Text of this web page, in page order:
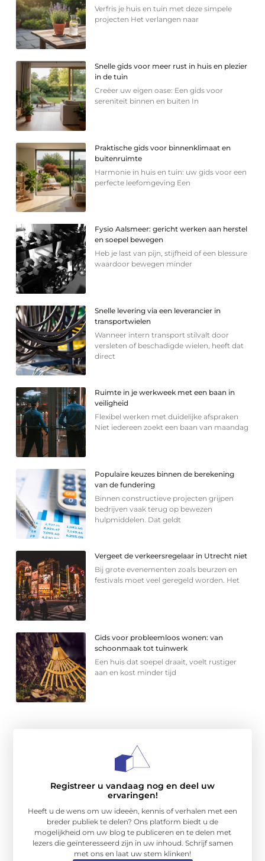
Verfris je huis en tuin met deze simpele
projecten Het verlangen naar
Snelle gids voor meer rust in huis en plezier
in de tuin
Creëer uw eigen oase: Een gids voor
sereniteit binnen en buiten In
Praktische gids voor binnenklimaat en
buitenruimte
Harmonie in huis en tuin: uw gids voor een
perfecte leefomgeving Een
Fysio Aalsmeer: gericht werken aan herstel
en soepel bewegen
Heb je last van pijn, stijfheid of een blessure
waardoor bewegen minder
Snelle levering via een leverancier in
transportwielen
Wanneer intern transport stilvalt door
versleten of beschadigde wielen, heeft dat
direct
Ruimte in je werkweek met een baan in
veiligheid
Flexibel werken met duidelijke afspraken
Niet iedereen zoekt een baan van maandag
Populaire keuzes binnen de berekening
van de fundering
Binnen constructieve projecten grijpen
bedrijven vaak terug op bewezen
hulpmiddelen. Dat geldt
Vergeet de verkeersregelaar in Utrecht niet
Bij grote evenementen zoals beurzen en
festivals moet veel geregeld worden. Het
Gids voor probleemloos wonen: van
schoonmaak tot tuinwerk
Een huis dat soepel draait, voelt rustiger
aan en kost minder tijd
Registreer u vandaag nog en deel uw
ervaringen!
Heeft u de wens om uw ideeën, kennis of verhalen met een
breder publiek te delen? Ons platform biedt u de
mogelijkheid om uw blog te publiceren en te delen met
lezers die geïnteresseerd zijn in uw inhoud. Schrijf samen
met ons en laat uw stem klinken!